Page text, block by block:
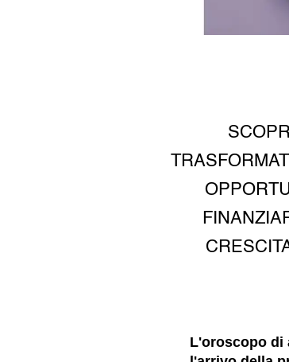
L'oroscopo di